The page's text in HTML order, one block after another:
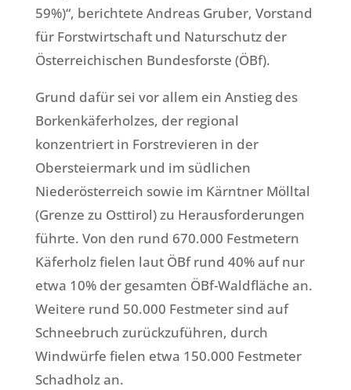
59%)“, berichtete Andreas Gruber, Vorstand
für Forstwirtschaft und Naturschutz der
Österreichischen Bundesforste (ÖBf).
Grund dafür sei vor allem ein Anstieg des
Borkenkäferholzes, der regional
konzentriert in Forstrevieren in der
Obersteiermark und im südlichen
Niederösterreich sowie im Kärntner Mölltal
(Grenze zu Osttirol) zu Herausforderungen
führte. Von den rund 670.000 Festmetern
Käferholz fielen laut ÖBf rund 40% auf nur
etwa 10% der gesamten ÖBf-Waldfläche an.
Weitere rund 50.000 Festmeter sind auf
Schneebruch zurückzuführen, durch
Windwürfe fielen etwa 150.000 Festmeter
Schadholz an.